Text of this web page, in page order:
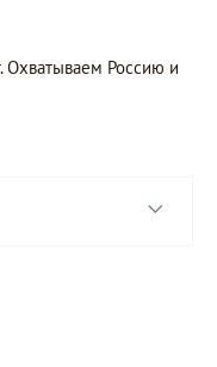
Охватываем Россию и